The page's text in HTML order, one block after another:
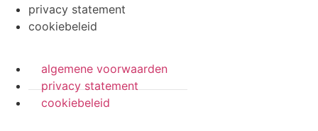
privacy statement
cookiebeleid
algemene voorwaarden
privacy statement
cookiebeleid